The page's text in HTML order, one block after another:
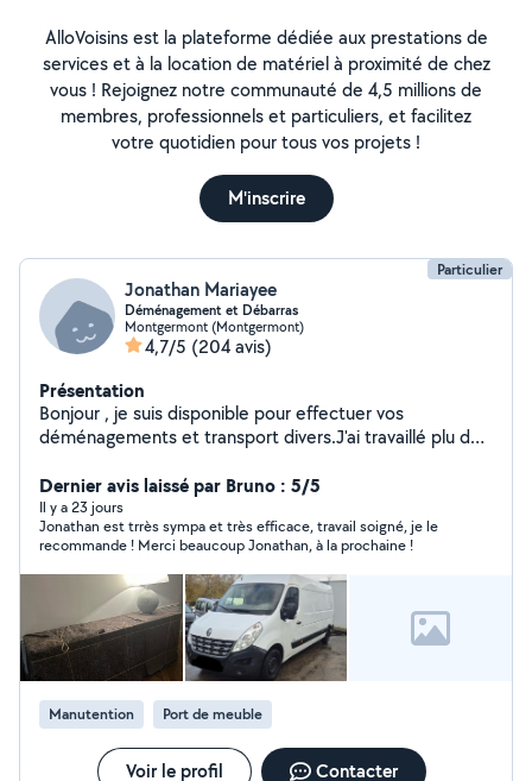
AlloVoisins est la plateforme dédiée aux prestations de
services et à la location de matériel à proximité de chez
vous ! Rejoignez notre communauté de 4,5 millions de
membres, professionnels et particuliers, et facilitez
votre quotidien pour tous vos projets !
M'inscrire
Particulier
Jonathan Mariayee
Déménagement et Débarras
Montgermont (Montgermont)
4,7/5 (204 avis)
Présentation
Bonjour , je suis disponible pour effectuer vos
déménagements et transport divers.J'ai travaillé plu de
montage et démontage de meubles et également
l'emballage de vos mobilier . Toujours prêt à rendre
services . À bientôt
Dernier avis laissé par Bruno : 5/5
Il y a 23 jours
Jonathan est trrès sympa et très efficace, travail soigné, je le
recommande ! Merci beaucoup Jonathan, à la prochaine !
Manutention Port de meuble
Voir le profil Contacter